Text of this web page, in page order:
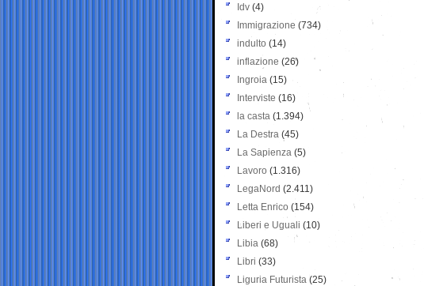
Idv (4)
Immigrazione (734)
indulto (14)
inflazione (26)
Ingroia (15)
Interviste (16)
la casta (1.394)
La Destra (45)
La Sapienza (5)
Lavoro (1.316)
LegaNord (2.411)
Letta Enrico (154)
Liberi e Uguali (10)
Libia (68)
Libri (33)
Liguria Futurista (25)